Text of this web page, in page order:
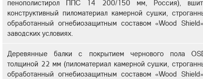
пенополистирол ППС 14 200/150 мм, Россия),
конструктивный пиломатериал камерной сушки,
обработанный огнебиозащитным составом «Wood
заводских условиях.
Деревянные балки с покрытием чернового пола
толщиной 22 мм (пиломатериал камерной сушки,
обработанный огнебиозащитным составом «Wood